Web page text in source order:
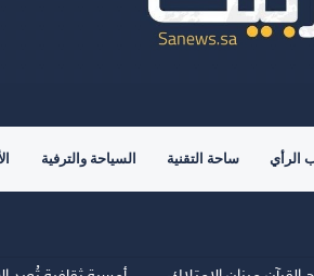
الرأي ساحة التقنية السياحة والترفية